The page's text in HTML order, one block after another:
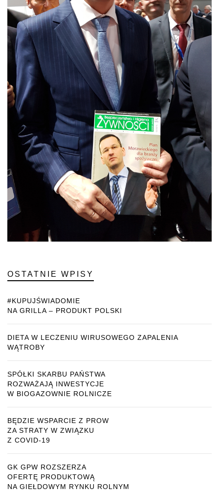
OSTATNIE WPISY
#KUPUJŚWIADOMIE
NA GRILLA – PRODUKT POLSKI
DIETA W LECZENIU WIRUSOWEGO ZAPALENIA
WĄTROBY
SPÓŁKI SKARBU PAŃSTWA
ROZWAŻAJĄ INWESTYCJE
W BIOGAZOWNIE ROLNICZE
BĘDZIE WSPARCIE Z PROW
ZA STRATY W ZWIĄZKU
Z COVID-19
GK GPW ROZSZERZA
OFERTĘ PRODUKTOWĄ
NA GIEŁDOWYM RYNKU ROLNYM